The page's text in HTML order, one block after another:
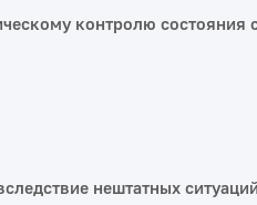
контролю состояния
нештатных